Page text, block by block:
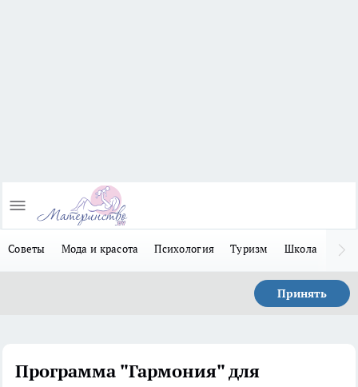
Советы Мода и красота Психология Туризм Школа
Принять
Программа "Гармония" для